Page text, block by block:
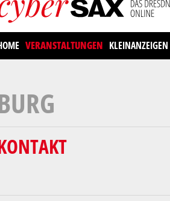
VERANSTALTUNGEN KLEINANZEIGEN